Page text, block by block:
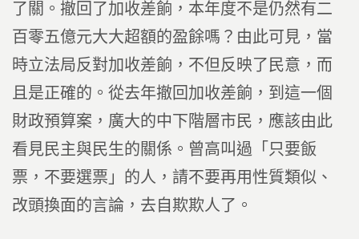
了關。撤回了加收差餉，本年度不是仍然有二
百零五億元大大超額的盈餘嗎？由此可見，當
時立法局反對加收差餉，不但反映了民意，而
且是正確的。從去年撤回加收差餉，到這一個
財政預算案，廣大的中下階層市民，應該由此
看見民主與民生的關係。曾高叫過「只要飯
票，不要選票」的人，請不要再用性質類似、
改頭換面的言論，去自欺欺人了。